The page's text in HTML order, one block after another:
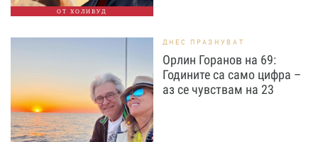
ОТ ХОЛИВУД
ДНЕС ПРАЗНУВАТ
Орлин Горанов на 69:
Годините са само цифра –
аз се чувствам на 23